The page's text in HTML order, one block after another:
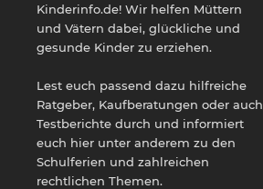
Kinderinfo.de! Wir helfen Müttern
und Vätern dabei, glückliche und
gesunde Kinder zu erziehen.
Lest euch passend dazu hilfreiche
Ratgeber, Kaufberatungen oder auch
Testberichte durch und informiert
euch hier unter anderem zu den
Schulferien und zahlreichen
rechtlichen Themen.